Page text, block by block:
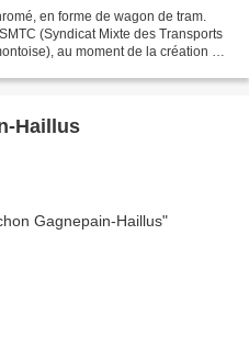
en forme de wagon de tram.
(Syndicat Mixte des Transports
au moment de la création du
Haillus